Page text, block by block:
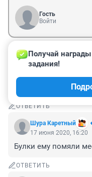
Гость
Войти
Гость
17 июня 2020, 18:43
Новость,которую
это закроют и зачем
ОТВЕТИТЬ
Шура Каретный
Получай
задания!
17 июня 2020, 16:20
Булки ему помяли
ОТВЕТИТЬ